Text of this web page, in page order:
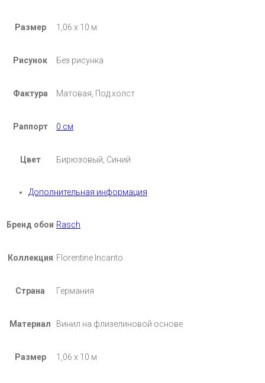
Размер 1,06 х 10 м
Рисунок Без рисунка
Фактура Матовая, Под холст
Раппорт 0 см
Цвет Бирюзовый, Синий
Дополнительная информация
Бренд обои Rasch
Коллекция Florentine Incanto
Страна Германия
Материал Винил на флизелиновой основе
Размер 1,06 х 10 м